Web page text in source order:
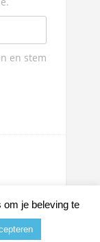
en stem
om je beleving te